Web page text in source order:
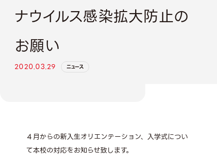
ナウイルス感染拡大防止の
お願い
2020.03.29 ニュース
４月からの新入生オリエンテーション、入学式につい
て本校の対応をお知らせ致します。